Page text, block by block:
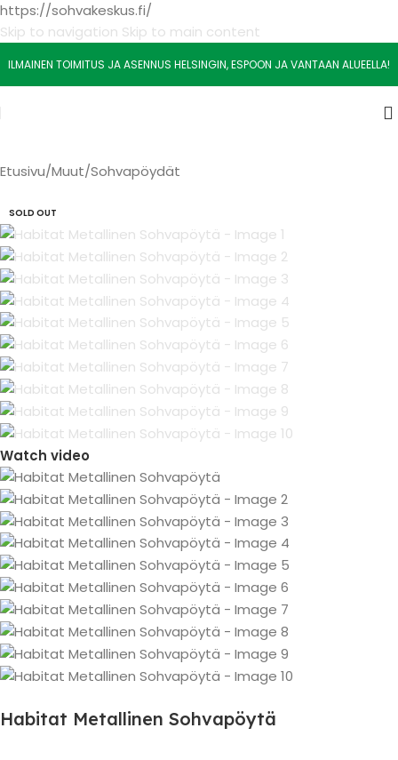
https://sohvakeskus.fi/
Skip to navigation Skip to main content
ILMAINEN TOIMITUS JA ASENNUS HELSINGIN, ESPOON JA VANTAAN ALUEELLA!
Etusivu/Muut/Sohvapöydät
SOLD OUT
Watch video
Habitat Metallinen Sohvapöytä